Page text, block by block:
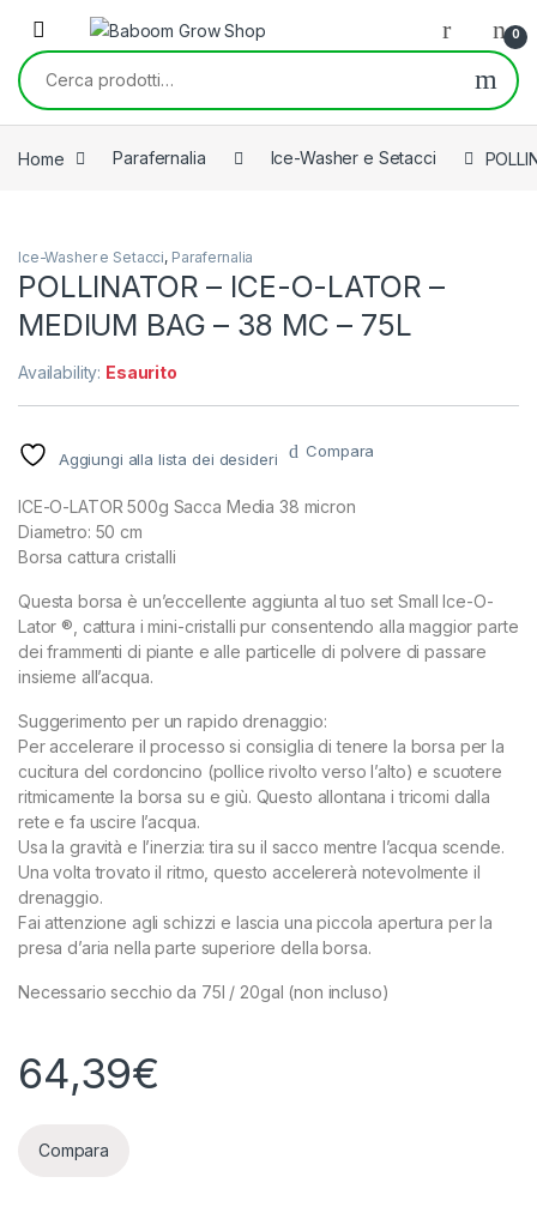
Skip to navigation
Skip to content
0
Cerca:
Home Parafernalia Ice-Washer e Setacci
Ice-Washer e Setacci, Parafernalia
POLLINATOR – ICE-O-LATOR –
MEDIUM BAG – 38 MC – 75L
Availability: Esaurito
Aggiungi alla lista dei desideri Compara
ICE-O-LATOR 500g Sacca Media 38 micron
Diametro: 50 cm
Borsa cattura cristalli
Questa borsa è un’eccellente aggiunta al tuo set Small Ice-O-
Lator ®, cattura i mini-cristalli pur consentendo alla maggior parte
dei frammenti di piante e alle particelle di polvere di passare
insieme all’acqua.
Suggerimento per un rapido drenaggio:
Per accelerare il processo si consiglia di tenere la borsa per la
cucitura del cordoncino (pollice rivolto verso l’alto) e scuotere
ritmicamente la borsa su e giù. Questo allontana i tricomi dalla
rete e fa uscire l’acqua.
Usa la gravità e l’inerzia: tira su il sacco mentre l’acqua scende.
Una volta trovato il ritmo, questo accelererà notevolmente il
drenaggio.
Fai attenzione agli schizzi e lascia una piccola apertura per la
presa d’aria nella parte superiore della borsa.
Necessario secchio da 75l / 20gal (non incluso)
64,39€
Compara